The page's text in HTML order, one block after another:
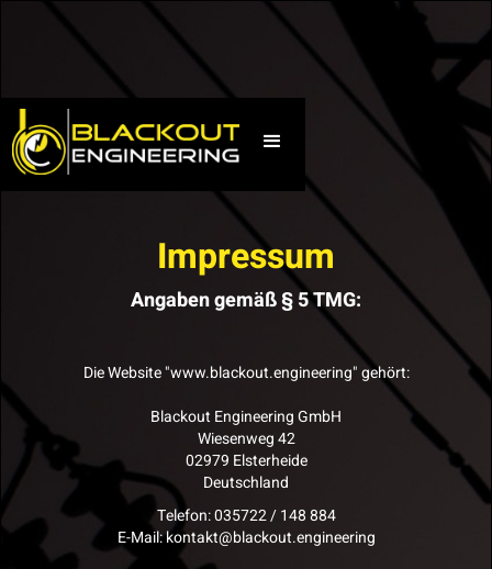
Impressum
Angaben gemäß § 5 TMG:
Die Website "www.blackout.engineering" gehört:
Blackout Engineering GmbH
Wiesenweg 42
02979 Elsterheide
Deutschland
Telefon: 035722 / 148 884
E-Mail: kontakt@blackout.engineering